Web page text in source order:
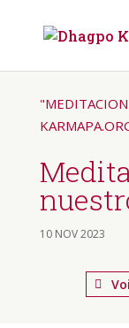
10 NOV 2023